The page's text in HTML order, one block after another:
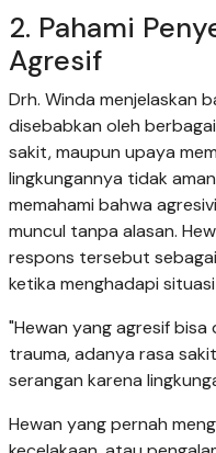
2. Pahami
Agresif
Drh. Winda menjelaskan
disebabkan oleh
sakit, maupun upaya
lingkungannya tidak
memahami bahwa
muncul tanpa alasan.
respons tersebut
ketika menghadapi
"Hewan yang agresif
trauma, adanya rasa
serangan karena
Hewan yang pernah